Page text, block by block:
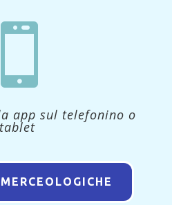

app sul telefonino o
tablet